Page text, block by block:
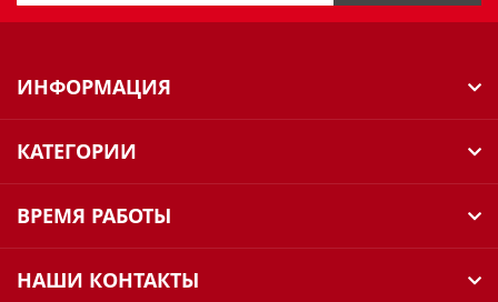
ИНФОРМАЦИЯ
КАТЕГОРИИ
ВРЕМЯ РАБОТЫ
НАШИ КОНТАКТЫ